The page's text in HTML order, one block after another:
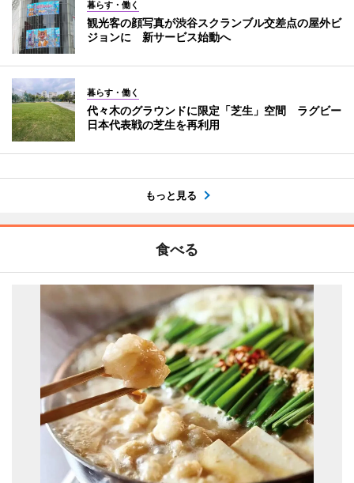
暮らす・働く
観光客の顔写真が渋谷スクランブル交差点の屋外ビ
ジョンに 新サービス始動へ
暮らす・働く
代々木のグラウンドに限定「芝生」空間 ラグビー
日本代表戦の芝生を再利用
もっと見る
食べる